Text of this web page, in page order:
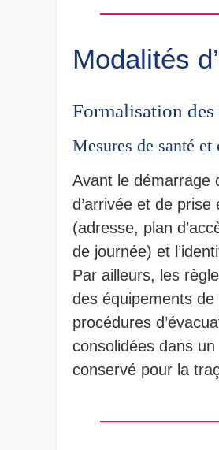
Modalités
Formalisation des
Mesures de santé et
Avant le démarrage
d’arrivée et de
(adresse, plan
de journée) et
Par ailleurs, les
des équipements de
procédures
consolidées dans
conservé pour la